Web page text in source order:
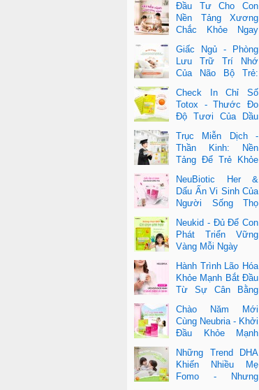
Đầu Tư Cho Con
Nền Tảng Xương
Chắc Khỏe Ngay
Giấc Ngủ - Phòng
Lưu Trữ Trí Nhớ
Của Não Bộ Trẻ:
Của DHA Và Vi ChấtCheck In Chỉ Số
Totox - Thước Đo
Độ Tươi Của Dầu
Cá Cao Cấp
Trục Miễn Dịch -
Thần Kinh: Nền
Tảng Để Trẻ Khỏe
Vượt Trội
NeuBiotic Her &
Dấu Ấn Vi Sinh Của
Người Sống Thọ
Một Cuộc Sống Khỏe Dài Lâu
Neukid - Đủ Để Con
Phát Triển Vững
Vàng Mỗi Ngày
Hành Trình Lão Hóa
Khỏe Mạnh Bắt Đầu
Từ Sự Cân Bằng
Chào Năm Mới
Cùng Neubria - Khởi
Đầu Khỏe Mạnh
Những Trend DHA
Khiến Nhiều Mẹ
Fomo - Nhưng